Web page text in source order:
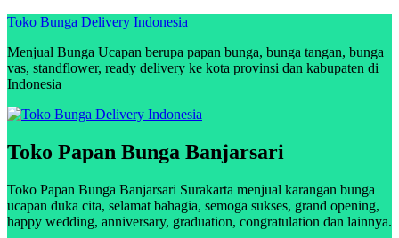
Skip
content
Toko Bunga Delivery Indonesia
Menjual Bunga Ucapan berupa papan bunga, bunga tangan, bunga
vas, standflower, ready delivery ke kota provinsi dan kabupaten di
Indonesia
Toko Papan Bunga Banjarsari
Toko Papan Bunga Banjarsari Surakarta menjual karangan bunga
ucapan duka cita, selamat bahagia, semoga sukses, grand opening,
happy wedding, anniversary, graduation, congratulation dan lainnya.